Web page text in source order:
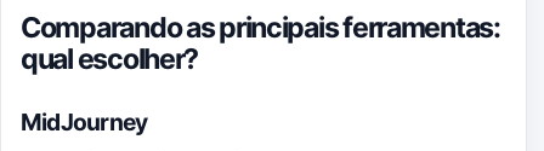
Comparando as principais ferramentas:
qual escolher?
MidJourney